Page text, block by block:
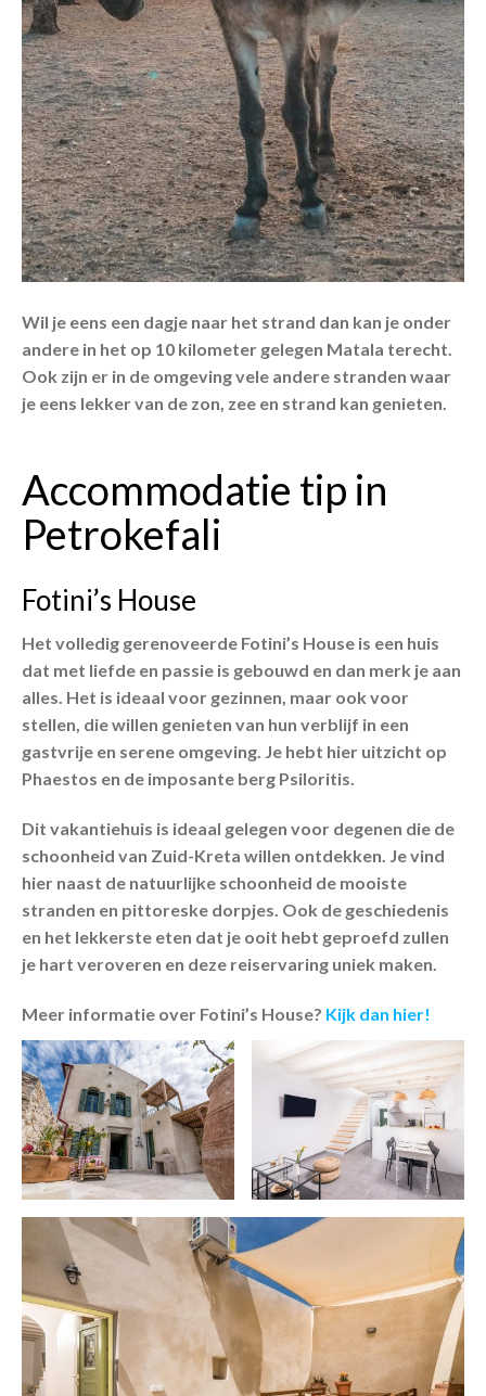
Wil je eens een dagje naar het strand dan kan je onder
andere in het op 10 kilometer gelegen Matala terecht.
Ook zijn er in de omgeving vele andere stranden waar
je eens lekker van de zon, zee en strand kan genieten.
Accommodatie tip in
Petrokefali
Fotini’s House
Het volledig gerenoveerde Fotini’s House is een huis
dat met liefde en passie is gebouwd en dan merk je aan
alles. Het is ideaal voor gezinnen, maar ook voor
stellen, die willen genieten van hun verblijf in een
gastvrije en serene omgeving. Je hebt hier uitzicht op
Phaestos en de imposante berg Psiloritis.
Dit vakantiehuis is ideaal gelegen voor degenen die de
schoonheid van Zuid-Kreta willen ontdekken. Je vind
hier naast de natuurlijke schoonheid de mooiste
stranden en pittoreske dorpjes. Ook de geschiedenis
en het lekkerste eten dat je ooit hebt geproefd zullen
je hart veroveren en deze reiservaring uniek maken.
Meer informatie over Fotini’s House? Kijk dan hier!